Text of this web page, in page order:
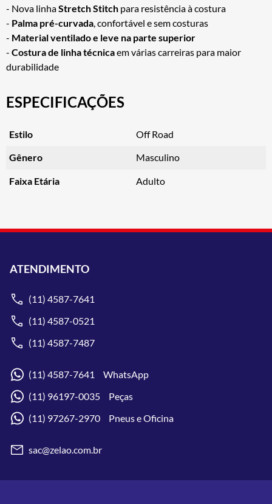
- Nova linhaStretch Stitch para resistência à costura
- Palma pré-curvada, confortável e sem costuras
- Material ventilado e leve na parte superior
- Costura de linha técnicaem várias carreiras para maior
durabilidade
ESPECIFICAÇÕES
Estilo Off Road
Gênero Masculino
Faixa Etária Adulto
ATENDIMENTO
(11) 4587-7641
(11) 4587-0521
(11) 4587-7487
(11) 4587-7641 WhatsApp
(11) 96197-0035 Peças
(11) 97267-2970 Pneus e Oficina
sac@zelao.com.br